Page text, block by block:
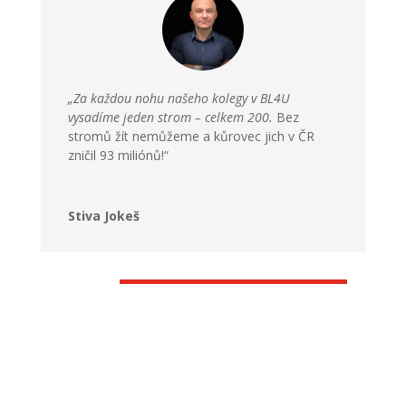
„Za každou nohu našeho kolegy v BL4U
vysadíme jeden strom – celkem 200. Bez
stromů žít nemůžeme a kůrovec jich v ČR
zničil 93 miliónů!“
Stiva Jokeš